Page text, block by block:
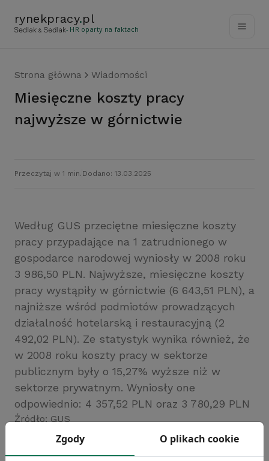
rynekpracy.pl
- HR oparty na faktach
Strona główna Wiadomości
Miesięczne koszty pracy
najwyższe w górnictwie
Przeczytaj w 1 min. Dodano: 13.03.2025
Według GUS przeciętne miesięczne koszty
pracy przypadające na 1 zatrudnionego w
gospodarce narodowej wyniosły w 2008 roku
3 986,50 PLN. Najwyższe, miesięczne koszty
pracy wystąpiły w górnictwie (6 643,51 PLN), a
najniższe wśród podmiotów prowadzących
działalność hotelarską i restauracyjną (2
492,02 PLN). Ze statystyk wynika również, że
w 2008 roku koszty pracy w sektorze
publicznym były o 15,27% wyższe niż w
sektorze prywatnym. Wyniosły one
odpowiednio: 4 357,52 PLN oraz 3 780,29 PLN
Źródło: GUS
Chcesz wiedzieć więcej?
Zobacz więcej wiadomości
Zgody O plikach cookie